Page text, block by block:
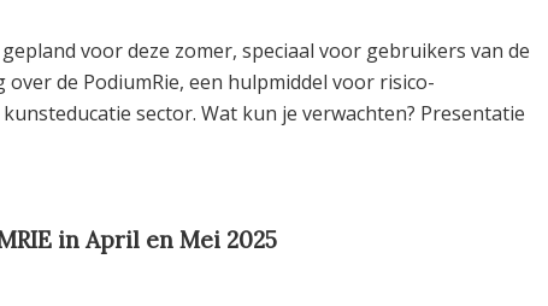
voor deze zomer, speciaal voor gebruikers van de
de PodiumRie, een hulpmiddel voor risico-
sector. Wat kun je verwachten? Presentatie
in April en Mei 2025